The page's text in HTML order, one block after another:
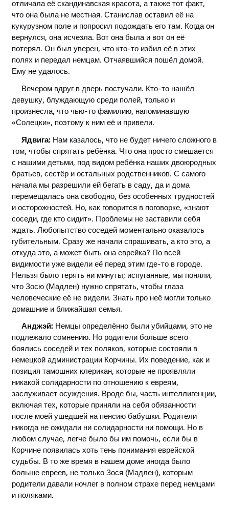
отличала её скандинавская красота, а также тот факт,
что она была не местная. Станислав оставил её на
кукурузном поле и попросил подождать его там. Когда он
вернулся, она исчезла. Вот она была и вот он её
потерял. Он был уверен, что кто-то избил её в этих
полях и передал немцам. Отчаявшийся пошёл домой.
Ему не удалось.
Вечером вдруг в дверь постучали. Кто-то нашёл
девушку, блуждающую среди полей, только и
произнесла, что чью-то фамилию, напоминавшую
«Солецки», поэтому к ним её и привели.
Ядвига: Нам казалось, что не будет ничего сложного в
том, чтобы спрятать ребёнка. Что она просто смешается
с нашими детьми, под видом ребёнка наших двоюродных
братьев, сестёр и остальных родственников. С самого
начала мы разрешили ей бегать в саду, да и дома
перемещалась она свободно, без особенных трудностей
и осторожностей. Но, как говорится в поговорке,«знают
соседи, где кто сидит». Проблемы не заставили себя
ждать. Любопытство соседей моментально оказалось
губительным. Сразу же начали спрашивать, а кто это, а
откуда это, а может быть она еврейка? По всей
видимости уже видели её перед этим где-то в городе.
Нельзя было терять ни минуты; испуганные, мы поняли,
что Зосю (Мадлен) нужно спрятать, чтобы глаза
человеческие её не видели. Знать про неё могли только
домашние и ближайшая семья.
Анджэй: Немцы определённо были убийцами, это не
подлежало сомнению. Но родители больше всего
боялись соседей и тех поляков, которые состояли в
немецкой администрации Корчины. Их поведение, как и
позиция тамошних клерикан, которые не проявляли
никакой солидарности по отношению к евреям,
заслуживает осуждения. Вроде бы, часть интеллигенции,
включая тех, которые приняли на себя обязанности
после моей ушедшей на пенсию бабушки. Родители
никогда не ожидали ни солидарности ни помощи. Но в
любом случае, легче было бы им помочь, если бы в
Корчине появилась хоть тень понимания еврейской
судьбы. В то же время в нашем доме иногда было
больше евреев, не только Зося (Мадлен), которым
родители давали ночлег в полном страхе перед немцами
и поляками.